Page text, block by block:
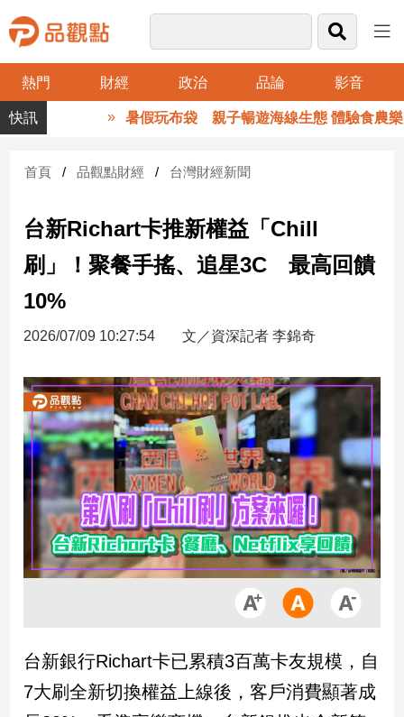
熱門 財經 政治 品論 影音
品
觀
財
台
財
新
股
市
房
地
產
品
觀
治
暑假玩布袋 親子暢遊海線生態 體驗食農樂趣
首頁 品觀點財經 台灣財經新聞
台新Richart卡推新權益「Chill
刷」！聚餐手搖、追星3C 最高回饋
10%
2026/07/09 10:27:54 文／資深記者 李錦奇
台新銀行Richart卡已累積3百萬卡友規模，自
7大刷全新切換權益上線後，客戶消費顯著成